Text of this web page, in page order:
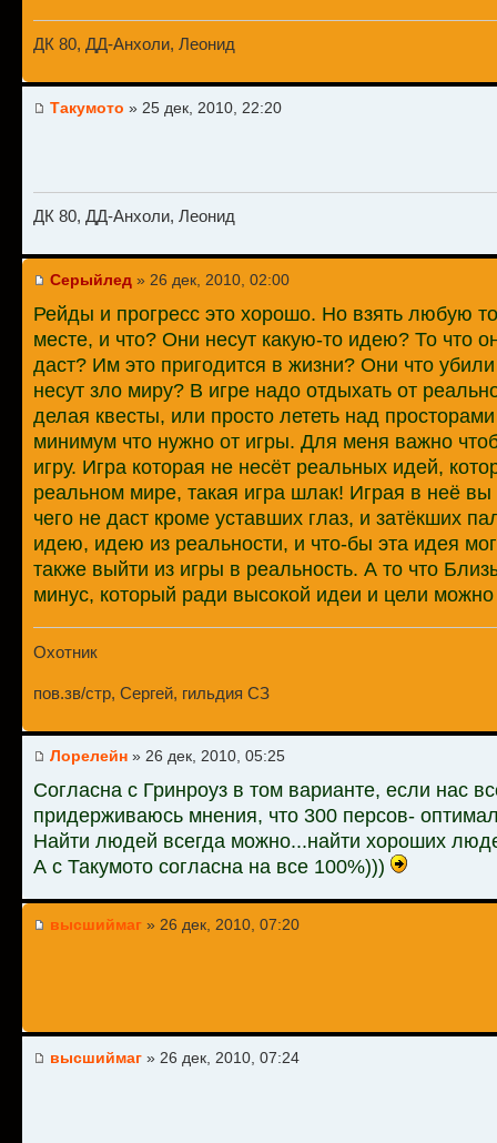
ДК 80, ДД-Анхоли, Леонид
Такумото » 25 дек, 2010, 22:20
ДК 80, ДД-Анхоли, Леонид
Серыйлед » 26 дек, 2010, 02:00
Рейды и прогресс это хорошо. Но взять любую
месте, и что? Они несут какую-то идею? То что
даст? Им это пригодится в жизни? Они что
несут зло миру? В игре надо отдыхать от
делая квесты, или просто лететь над
минимум что нужно от игры. Для меня важно
игру. Игра которая не несёт реальных идей,
реальном мире, такая игра шлак! Играя в неё
чего не даст кроме уставших глаз, и затёкших
идею, идею из реальности, и что-бы эта идея
также выйти из игры в реальность. А то что
минус, который ради высокой идеи и цели можно
Охотник
пов.зв/стр, Сергей, гильдия СЗ
Лорелейн » 26 дек, 2010, 05:25
Согласна с Гринроуз в том варианте, если нас
придерживаюсь мнения, что 300 персов-
Найти людей всегда можно...найти хороших
А с Такумото согласна на все 100%)))
высшиймаг » 26 дек, 2010, 07:20
высшиймаг » 26 дек, 2010, 07:24